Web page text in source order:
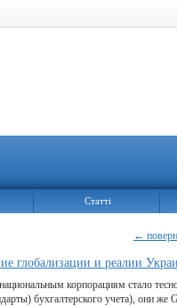
Статті
←
глобализации и реалии
корпорациям стало
бухгалтерского учета), они же